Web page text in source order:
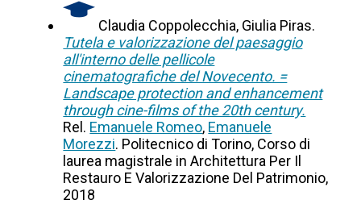
Claudia Coppolecchia, Giulia Piras.
Tutela e valorizzazione del paesaggio
all'interno delle pellicole
cinematografiche del Novecento. =
Landscape protection and enhancement
through cine-films of the 20th century.
Rel. Emanuele Romeo, Emanuele
Morezzi. Politecnico di Torino, Corso di
laurea magistrale in Architettura Per Il
Restauro E Valorizzazione Del Patrimonio,
2018